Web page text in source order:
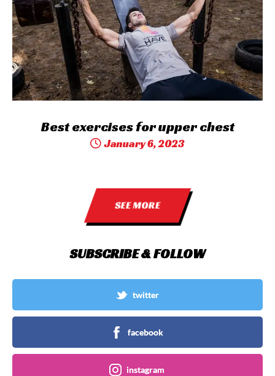
Best exercises for upper chest
January 6, 2023
SEE MORE
SUBSCRIBE & FOLLOW
twitter
facebook
instagram